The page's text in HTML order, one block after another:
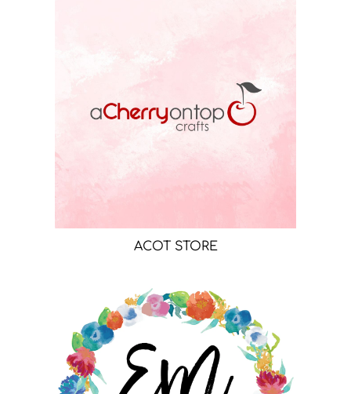
ACOT STORE